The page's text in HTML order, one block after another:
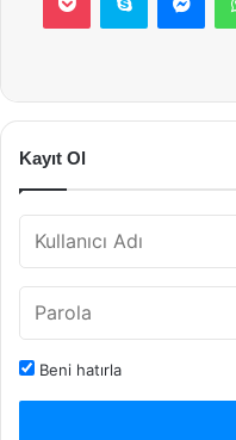
Kayıt Ol
Beni hatırla